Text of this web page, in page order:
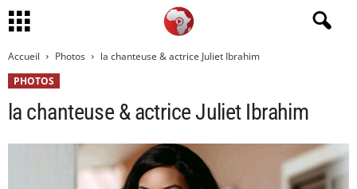
Accueil Photos
la chanteuse & actrice Juliet Ibrahim
PHOTOS
la chanteuse & actrice Juliet Ibrahim